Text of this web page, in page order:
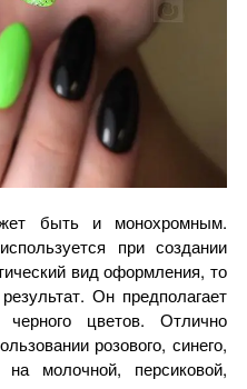
быть и монохромным.
при создании
вид оформления, то
Он предполагает
цветов. Отлично
розового, синего,
молочной, персиковой,